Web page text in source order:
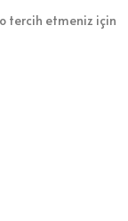
tercih etmeniz için